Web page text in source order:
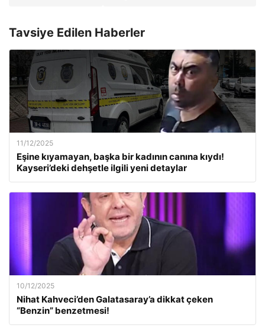
Tavsiye Edilen Haberler
11/12/2025
Eşine kıyamayan, başka bir kadının canına kıydı!
Kayseri’deki dehşetle ilgili yeni detaylar
10/12/2025
Nihat Kahveci’den Galatasaray’a dikkat çeken
“Benzin” benzetmesi!